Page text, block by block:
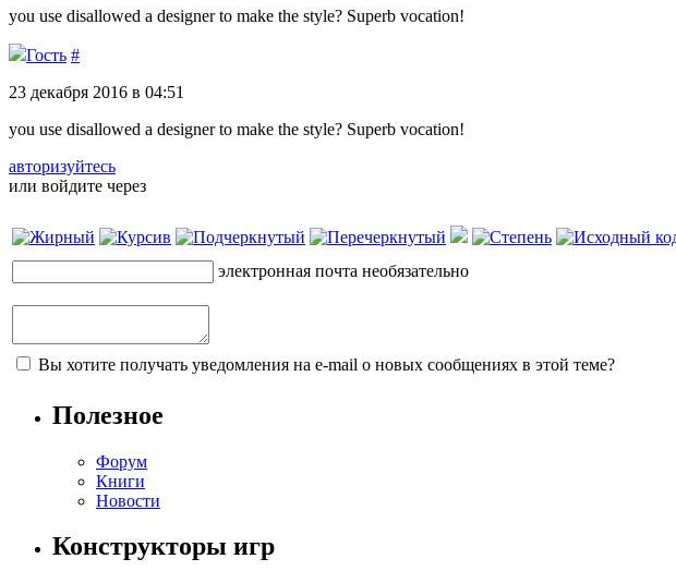
you use disallowed a designer to make the style? Superb vocation!
Гость #
23 декабря 2016 в 04:51
you use disallowed a designer to make the style? Superb vocation!
авторизуйтесь
или войдите через
электронная почта необязательно
Вы хотите получать уведомления на e-mail о новых сообщениях в этой теме?
Полезное
Форум
Книги
Новости
Конструкторы игр